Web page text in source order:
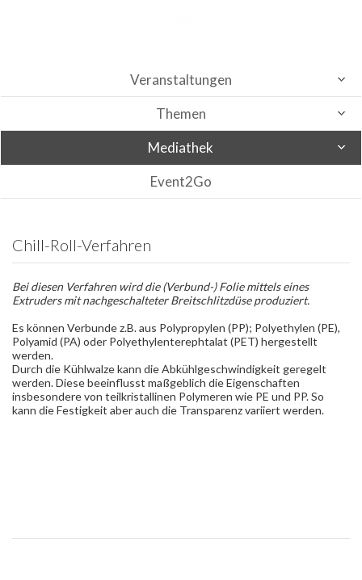
Veranstaltungen
Themen
Mediathek
Event2Go
Chill-Roll-Verfahren
Bei diesen Verfahren wird die (Verbund-) Folie mittels eines
Extruders mit nachgeschalteter Breitschlitzdüse produziert.
Es können Verbunde z.B. aus Polypropylen (PP); Polyethylen (PE),
Polyamid (PA) oder Polyethylenterephtalat (PET) hergestellt
werden.
Durch die Kühlwalze kann die Abkühlgeschwindigkeit geregelt
werden. Diese beeinflusst maßgeblich die Eigenschaften
insbesondere von teilkristallinen Polymeren wie PE und PP. So
kann die Festigkeit aber auch die Transparenz variiert werden.